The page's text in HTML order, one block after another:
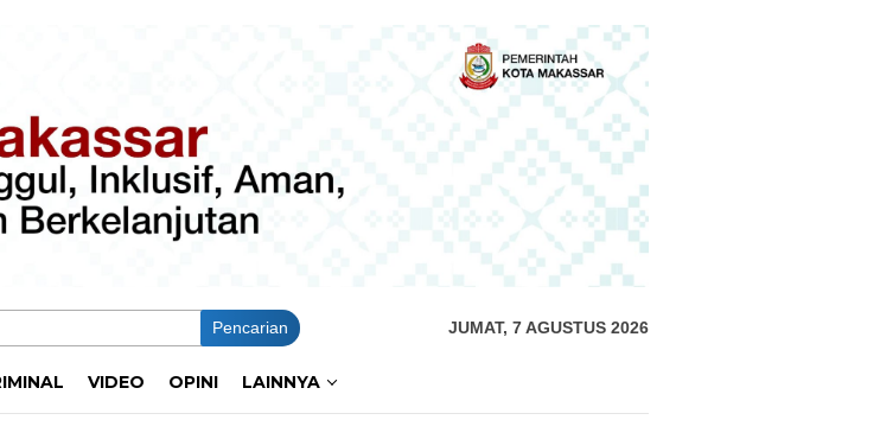
Pencarian JUMAT, 7 AGUSTUS 2026
VIDEO OPINI LAINNYA